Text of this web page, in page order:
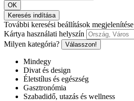
OK
Keresés indítása
További keresési beállítások megjelenítése
Kártya használati helyszín
Milyen kategória?
Válasszon!
Mindegy
Divat és design
Életstílus és egészség
Gasztronómia
Szabadidő, utazás és wellness